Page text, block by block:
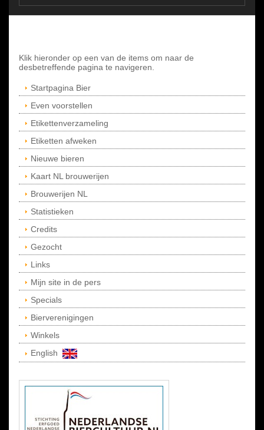
Klik hieronder op een van de items om naar de
desbetreffende pagina te navigeren.
Startpagina Bier
Even voorstellen
Etikettenverzameling
Etiketten afweken
Nieuwe bieren
Kaart NL brouwerijen
Brouwerijen NL
Statistieken
Credits
Gezocht
Links
Mijn site in de pers
Specials
Bierverenigingen
Winkels
English